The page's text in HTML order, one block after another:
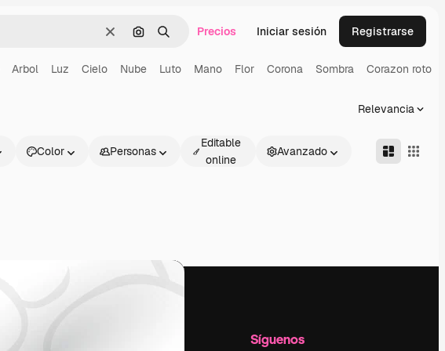
BorrarBuscar por imagen
BuscarPrecios Iniciar sesión Registrarse
Arbol Luz Cielo Nube Luto Mano Flor Corona Sombra Corazon roto
Relevancia
Color Personas
Editable
online
Avanzado
Síguenos